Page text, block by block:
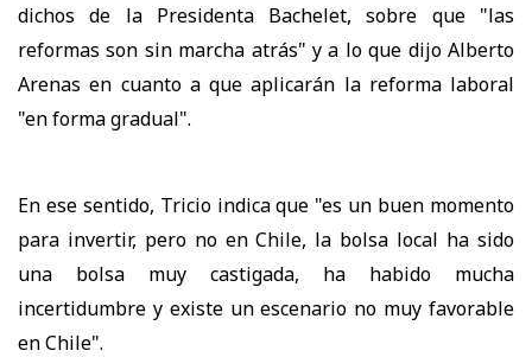
dichos de la Presidenta Bachelet, sobre que "las
reformas son sin marcha atrás" y a lo que dijo Alberto
Arenas en cuanto a que aplicarán la reforma laboral
"en forma gradual".
En ese sentido, Tricio indica que "es un buen momento
para invertir, pero no en Chile, la bolsa local ha sido
una bolsa muy castigada, ha habido mucha
incertidumbre y existe un escenario no muy favorable
en Chile".